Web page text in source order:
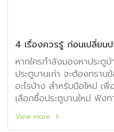
4 เรื่องควรรู้ ก่อนเปลี่ยนป
หากใครกำลังมองหาประตู
ประตูบานเก่า จะต้องทรา
อะไรบ้าง สำหรับมือใหม่ เ
เลือกซื้อประตูบานใหม่ ฟังท
View more